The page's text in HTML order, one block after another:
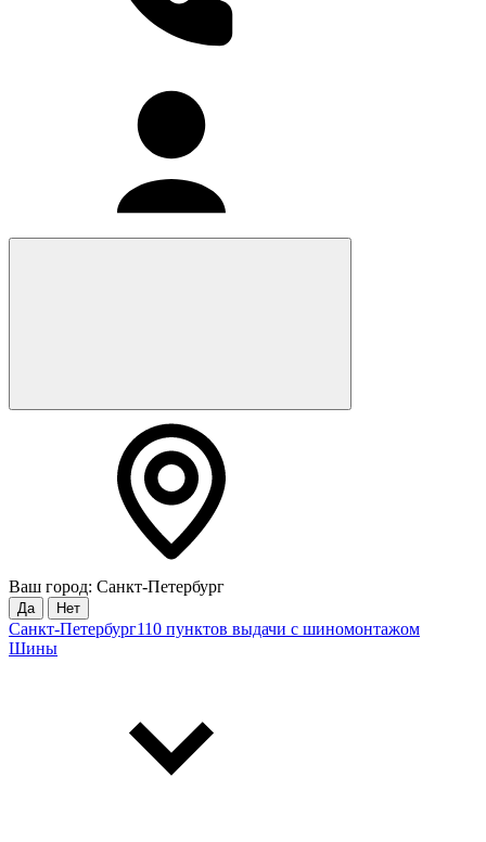
Ваш город: Санкт-Петербург
Да Нет
Санкт-Петербург110 пунктов выдачи с шиномонтажом
Шины